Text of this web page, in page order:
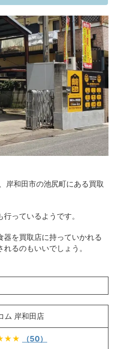
岸和田市の池尻町にある買取
っているようです。
器を買取店に持っていかれる
るのもいいでしょう。
ム 岸和田店
（50）